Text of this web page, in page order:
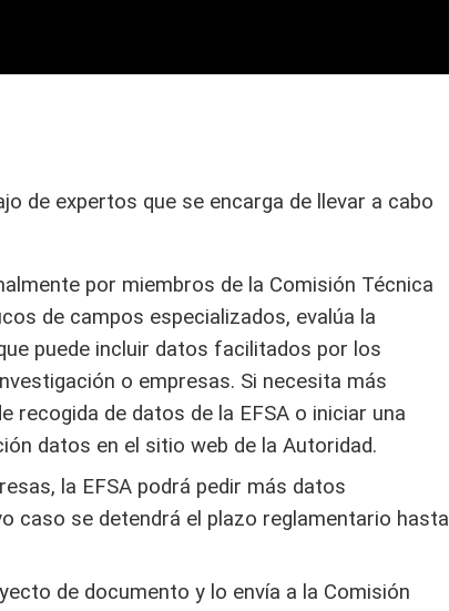
de expertos que se encarga de llevar a cabo
por miembros de la Comisión Técnica
de campos especializados, evalúa la
puede incluir datos facilitados por los
o empresas. Si necesita más
recogida de datos de la EFSA o iniciar una
datos en el sitio web de la Autoridad.
la EFSA podrá pedir más datos
caso se detendrá el plazo reglamentario hasta
de documento y lo envía a la Comisión